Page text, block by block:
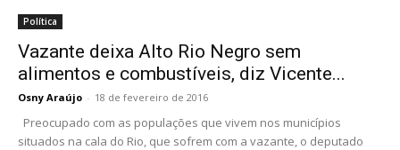
Política
Vazante deixa Alto Rio Negro sem
alimentos e combustíveis, diz Vicente...
Osny Araújo - 18 de fevereiro de 2016
Preocupado com as populações que vivem nos municípios
situados na cala do Rio, que sofrem com a vazante, o deputado